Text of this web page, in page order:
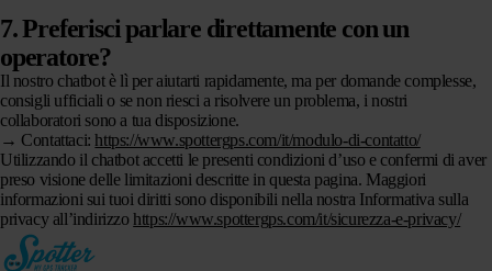
7. Preferisci parlare direttamente con un
operatore?
Il nostro chatbot è lì per aiutarti rapidamente, ma per domande complesse,
consigli ufficiali o se non riesci a risolvere un problema, i nostri
collaboratori sono a tua disposizione.
→ Contattaci: https://www.spottergps.com/it/modulo-di-contatto/
Utilizzando il chatbot accetti le presenti condizioni d’uso e confermi di aver
preso visione delle limitazioni descritte in questa pagina. Maggiori
informazioni sui tuoi diritti sono disponibili nella nostra Informativa sulla
privacy all’indirizzo https://www.spottergps.com/it/sicurezza-e-privacy/